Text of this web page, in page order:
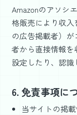
Amazonのアソシ
格販売により収入
の広告掲載者）
者から直接情報を
設定したり、認識
6. 免責事項に
当サイトの掲